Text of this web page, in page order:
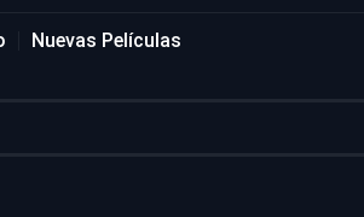
Nuevas Películas